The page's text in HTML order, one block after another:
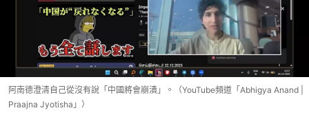
阿南德澄清自己從沒有說「中國將會崩潰」。（YouTube頻道「Abhigya Anand |
Praajna Jyotisha」）